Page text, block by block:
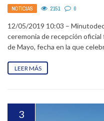
NOTICIAS 2151 0
12/05/2019 10:03 –
ceremonia de recepción
de Mayo, fecha en la que
LEER MÁS
3